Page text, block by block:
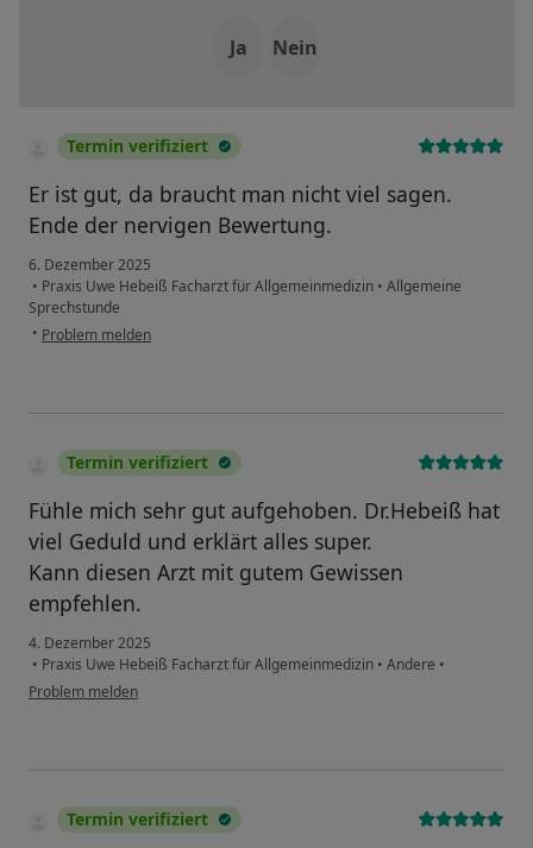
Ja Nein
Termin verifiziert
Er ist gut, da braucht man nicht viel sagen.
Ende der nervigen Bewertung.
6. Dezember 2025
• Praxis Uwe Hebeiß Facharzt für Allgemeinmedizin • Allgemeine
Sprechstunde
• Problem melden
Termin verifiziert
Fühle mich sehr gut aufgehoben. Dr.Hebeiß hat
viel Geduld und erklärt alles super.
Kann diesen Arzt mit gutem Gewissen
empfehlen.
4. Dezember 2025
• Praxis Uwe Hebeiß Facharzt für Allgemeinmedizin • Andere •
Problem melden
Termin verifiziert